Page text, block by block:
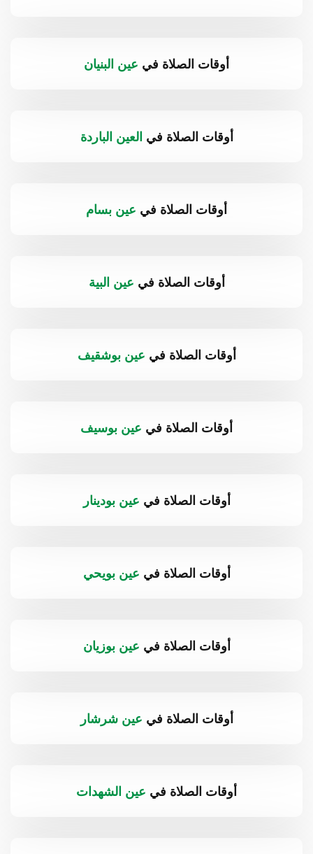
أوقات الصلاة في عين البنيان
أوقات الصلاة في العين الباردة
أوقات الصلاة في عين بسام
أوقات الصلاة في عين البية
أوقات الصلاة في عين بوشقيف
أوقات الصلاة في عين بوسيف
أوقات الصلاة في عين بودينار
أوقات الصلاة في عين بويحي
أوقات الصلاة في عين بوزيان
أوقات الصلاة في عين شرشار
أوقات الصلاة في عين الشهدات